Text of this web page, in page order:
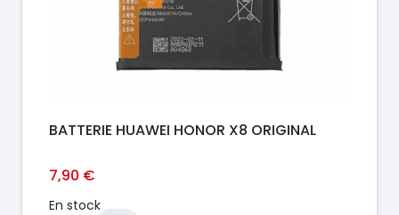
BATTERIE HUAWEI HONOR X8 ORIGINAL
7,90 €
En stock